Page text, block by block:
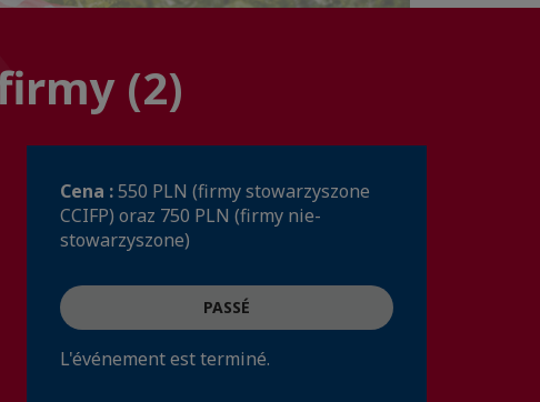
(2)
Cena :550 PLN (firmy stowarzyszone
CCIFP) oraz 750 PLN (firmy nie-
stowarzyszone)
PASSÉ
L'événement est terminé.